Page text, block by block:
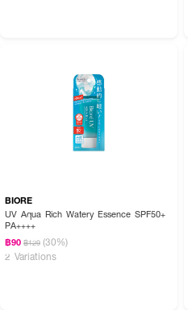
BIORE
UV Aqua Rich Watery Essence SPF50+
PA++++
฿90 ฿129 (30%)
2 Variations